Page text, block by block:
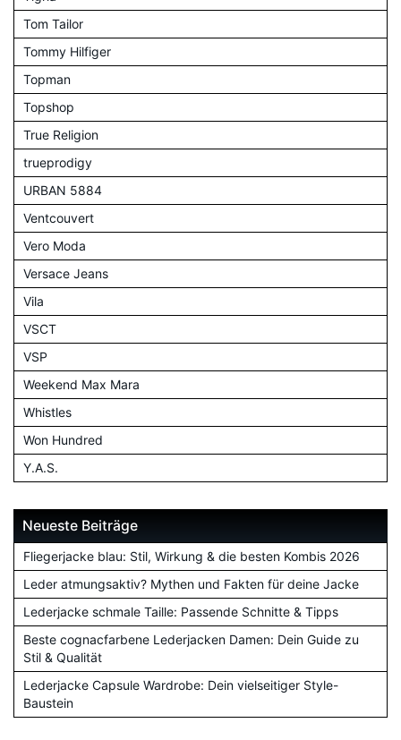
Tom Tailor
Tommy Hilfiger
Topman
Topshop
True Religion
trueprodigy
URBAN 5884
Ventcouvert
Vero Moda
Versace Jeans
Vila
VSCT
VSP
Weekend Max Mara
Whistles
Won Hundred
Y.A.S.
Neueste Beiträge
Fliegerjacke blau: Stil, Wirkung & die besten Kombis 2026
Leder atmungsaktiv? Mythen und Fakten für deine Jacke
Lederjacke schmale Taille: Passende Schnitte & Tipps
Beste cognacfarbene Lederjacken Damen: Dein Guide zu
Stil & Qualität
Lederjacke Capsule Wardrobe: Dein vielseitiger Style-
Baustein